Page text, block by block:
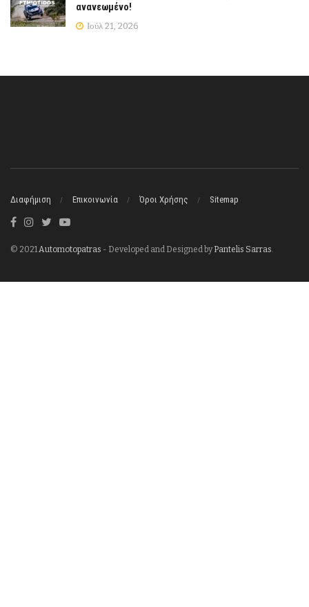
ανανεωμένο!
Ιούλ 21, 2026
Διαφήμιση Επικοινωνία Όροι Χρήσης Sitemap
© 2021Automotopatras - Developed and Designed byPantelis Sarras.